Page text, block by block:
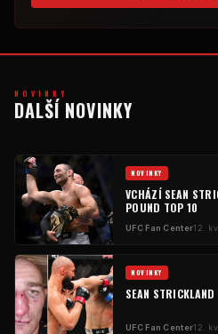
NOVINKY
DALŠÍ NOVINKY
NOVINKY
VCHÁZÍ SEAN
POUND TOP 10
UFCFan Center12.
NOVINKY
SEAN STRICKLAND
UFCFan Center12.